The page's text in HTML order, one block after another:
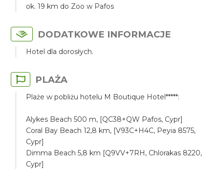
ok. 19 km do Zoo w Pafos
DODATKOWE INFORMACJE
Hotel dla dorosłych.
PLAŻA
Plaże w pobliżu hotelu M Boutique Hotel*****:
Alykes Beach 500 m, [QC38+QW Pafos, Cypr]
Coral Bay Beach 12,8 km, [V93C+H4C, Peyia 8575,
Cypr]
Dimma Beach 5,8 km [Q9VV+7RH, Chlorakas 8220,
Cypr]